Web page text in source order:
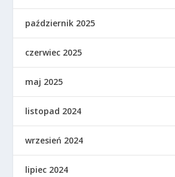
październik 2025
czerwiec 2025
maj 2025
listopad 2024
wrzesień 2024
lipiec 2024